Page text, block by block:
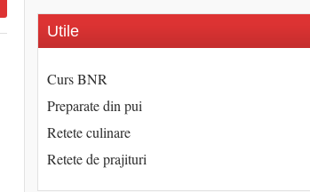
Utile
Curs BNR
Preparate din pui
Retete culinare
Retete de prajituri